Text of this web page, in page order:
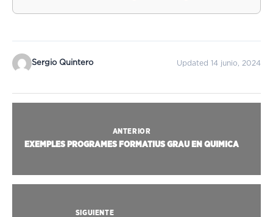
Sergio Quintero Updated 14 junio, 2024
ANTERIOR
EXEMPLES PROGRAMES FORMATIUS GRAU EN QUIMICA
SIGUIENTE